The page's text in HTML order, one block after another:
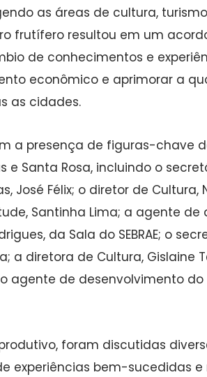
as áreas de cultura,
frutífero resultou em um
de conhecimentos e
econômico e aprimorar a
as cidades.
a presença de figuras-chave
e Santa Rosa, incluindo o
José Félix; o diretor de Cultura,
Santinha Lima; a agente
da Sala do SEBRAE; o
a diretora de Cultura, Gislaine
agente de desenvolvimento do
foram discutidas
experiências bem-sucedidas